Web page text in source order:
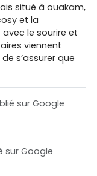
situé à ouakam,
et la
le sourire et
viennent
s’assurer que
sur Google
sur Google